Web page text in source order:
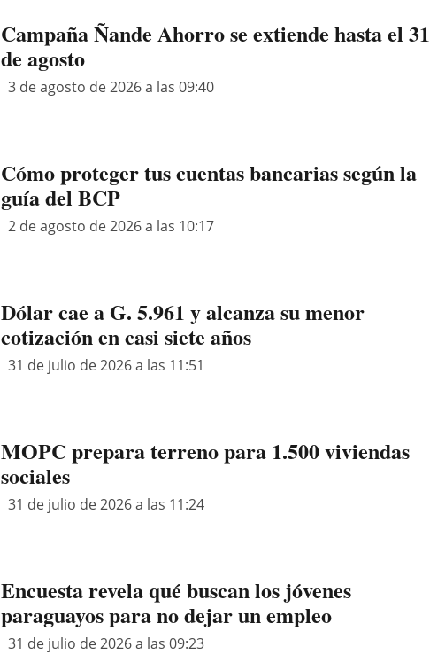
Campaña Ñande Ahorro se extiende hasta el 31
de agosto
3 de agosto de 2026 a las 09:40
Cómo proteger tus cuentas bancarias según la
guía del BCP
2 de agosto de 2026 a las 10:17
Dólar cae a G. 5.961 y alcanza su menor
cotización en casi siete años
31 de julio de 2026 a las 11:51
MOPC prepara terreno para 1.500 viviendas
sociales
31 de julio de 2026 a las 11:24
Encuesta revela qué buscan los jóvenes
paraguayos para no dejar un empleo
31 de julio de 2026 a las 09:23